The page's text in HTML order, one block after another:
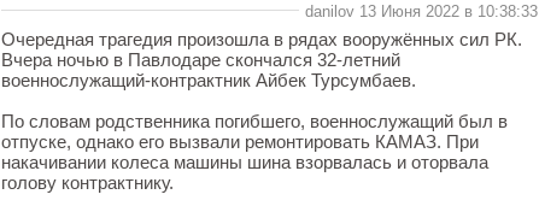
danilov 13 Июня 2022 в 10:38:33
Очередная трагедия произошла в рядах вооружённых сил РК.
Вчера ночью в Павлодаре скончался 32-летний
военнослужащий-контрактник Айбек Турсумбаев.
По словам родственника погибшего, военнослужащий был в
отпуске, однако его вызвали ремонтировать КАМАЗ. При
накачивании колеса машины шина взорвалась и оторвала
голову контрактнику.